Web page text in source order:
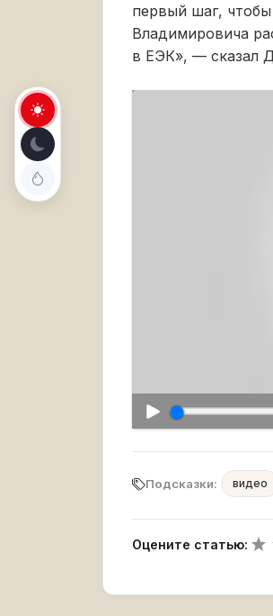
первый шаг,
Владимировича
в ЕЭК», — сказал
Подсказки: видео
Оцените статью: